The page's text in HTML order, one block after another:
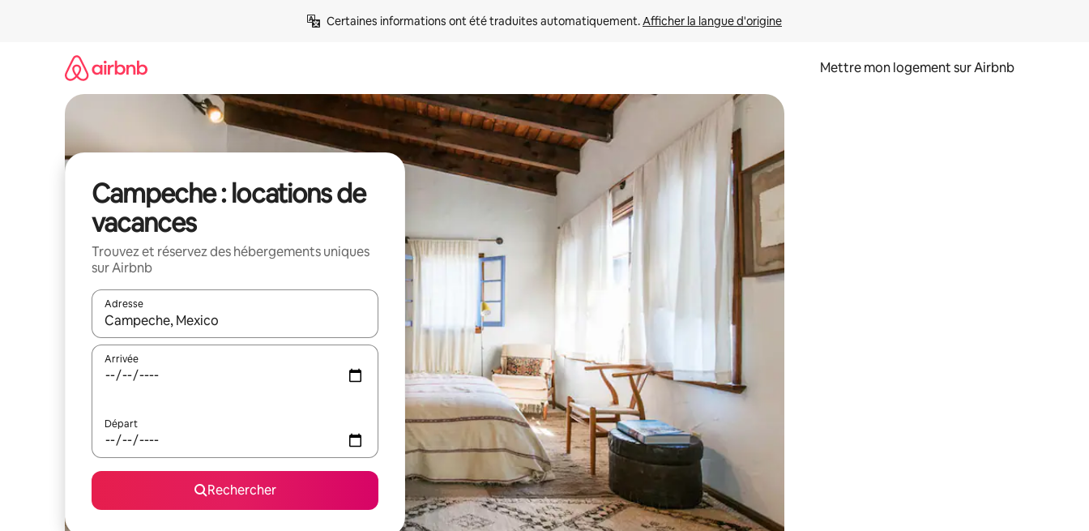
Certaines informations ont été traduites automatiquement. Afficher la langue d'origine
Mettre mon logement sur Airbnb
Campeche : locations de
vacances
Trouvez et réservez des hébergements uniques
sur Airbnb
Adresse
Lorsque les résultats s'affichent, utilisez les flèches vers le haut et vers le bas pour les parcourir ou en appuyant et en faisant glisser.
Arrivée
Départ
Rechercher